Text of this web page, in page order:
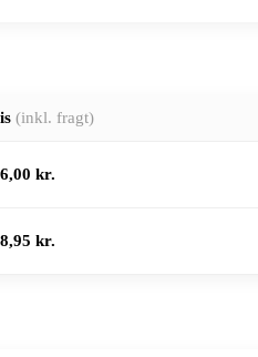
(inkl. fragt)
kr.
kr.